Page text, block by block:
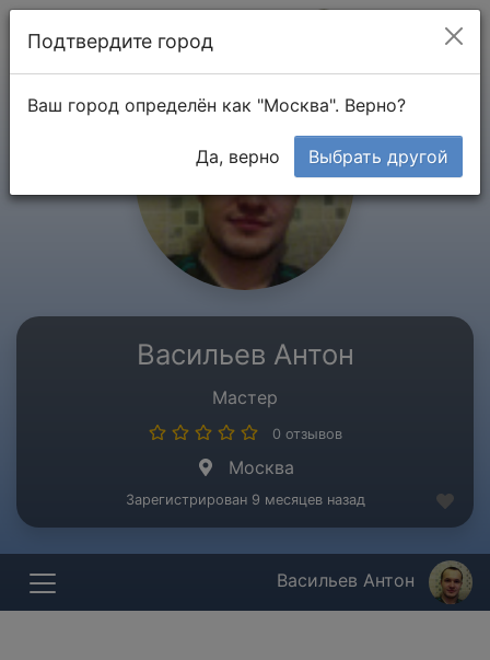
Васильев Антон
Мастер
0 отзывов
Москва
Зарегистрирован 9 месяцев назад
Васильев Антон
Подтвердите город
Ваш город определён как "Москва". Верно?
Да, верно Выбрать другой